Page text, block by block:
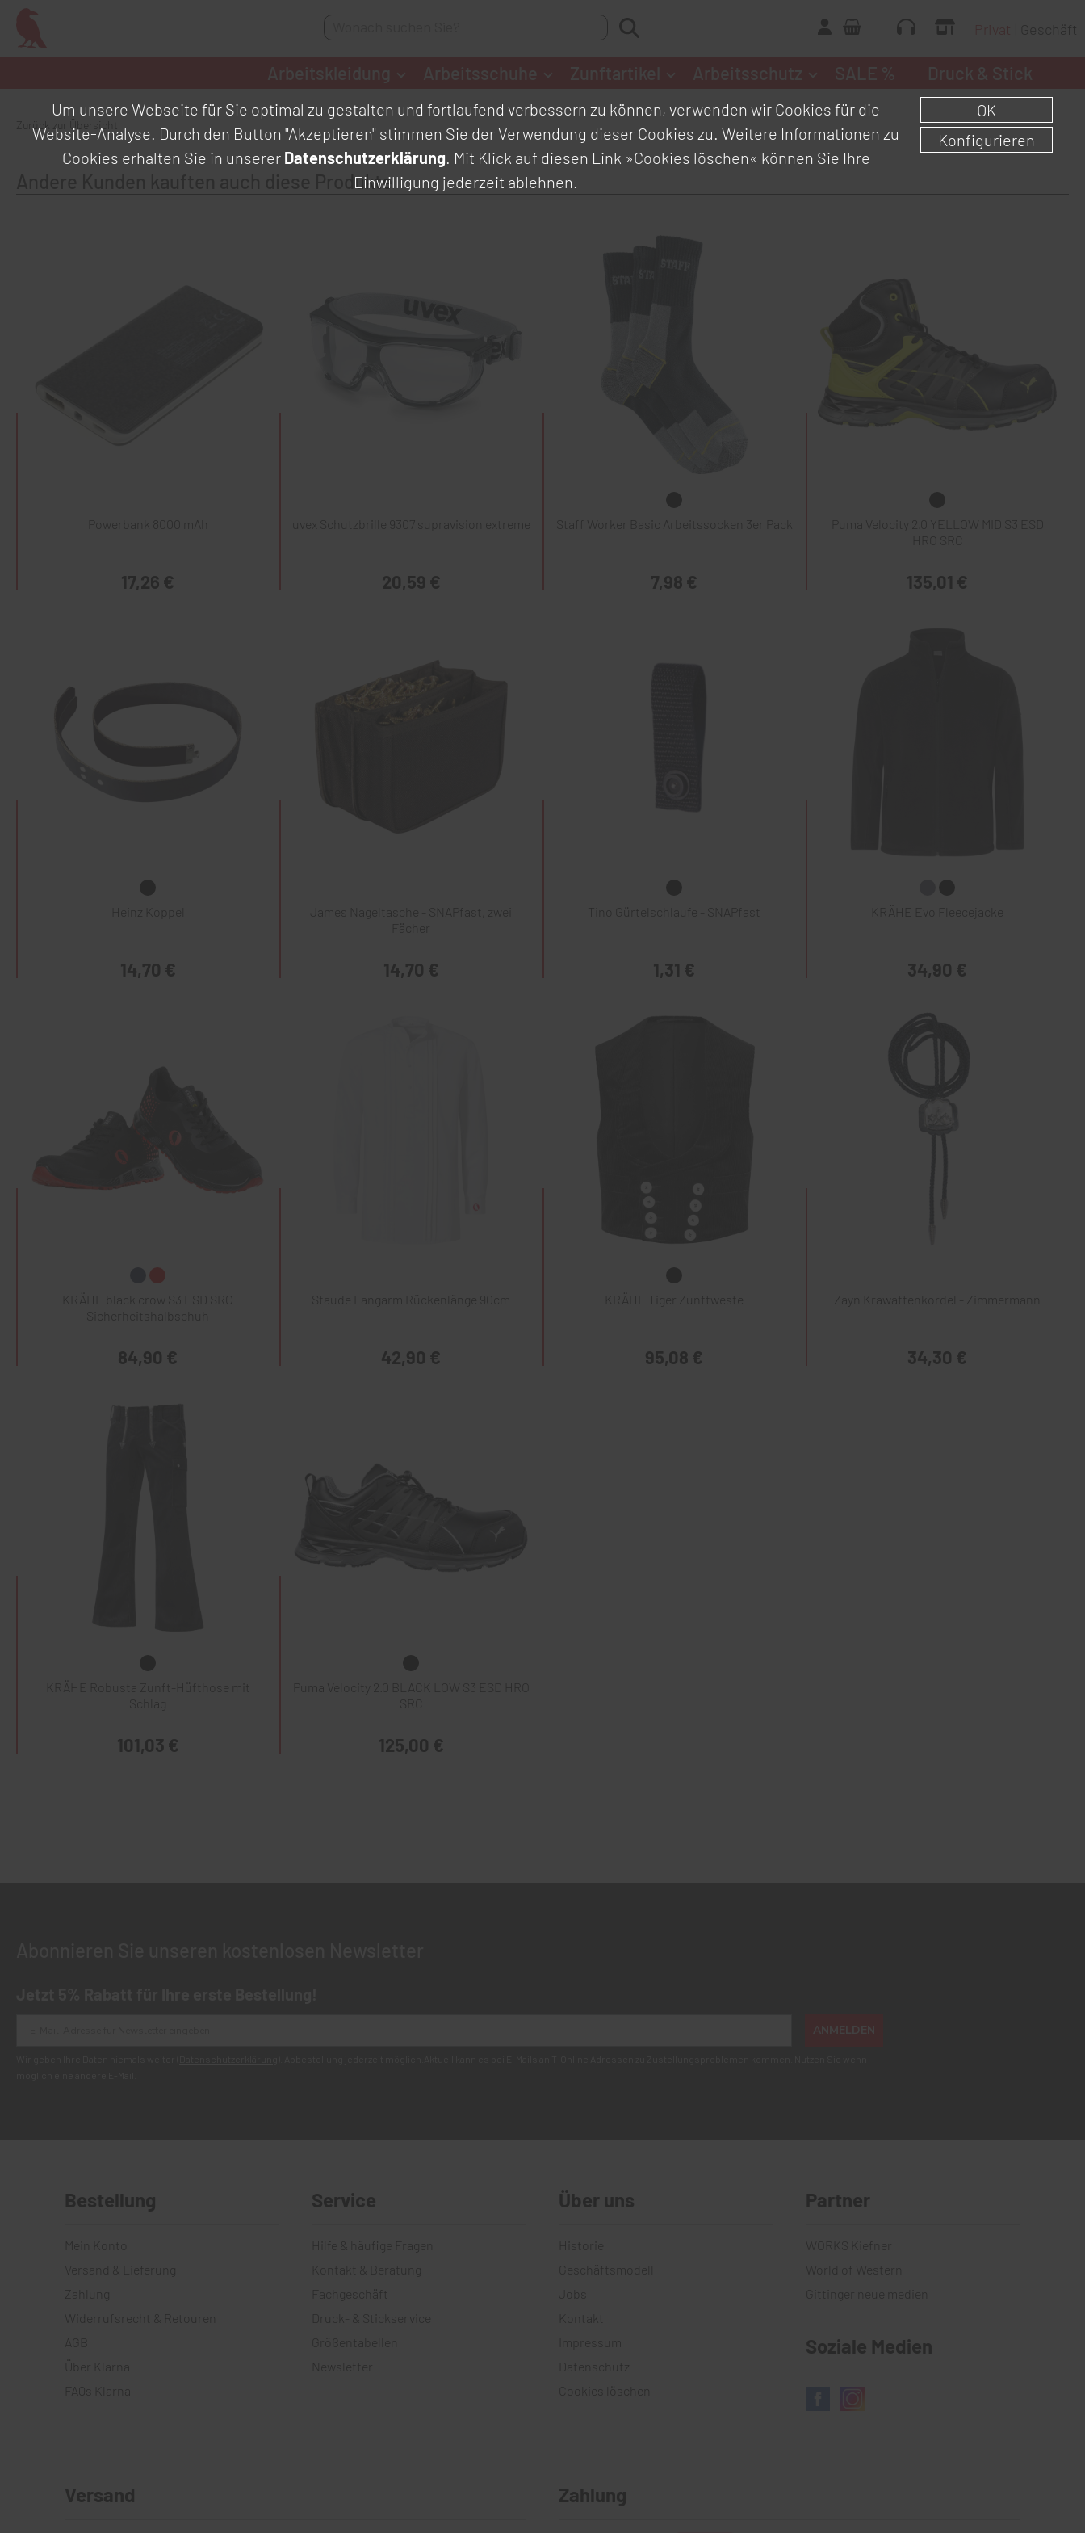
Geschäft
Andere Kunden kauften auch diese Produkte
Powerbank 8000 mAh
17,26 €
uvex Schutzbrille 9307 supravision extreme
20,59 €
Staff Worker Basic Arbeitssocken 3er Pack
7,98 €
Puma Velocity 2.0 YELLOW MID S3 ESD
135,01 €
14,70 €
James Nageltasche - SNAPfast, zwei
14,70 €
Tino Gürtelschlaufe - SNAPfast
1,31 €
KRÄHE Evo Fleecejacke
34,90 €
KRÄHE black crow S3 ESD SRC
Sicherheitshalbschuh
84,90 €
Staude Langarm Rückenlänge 90cm
42,90 €
KRÄHE Tiger Zunftweste
95,08 €
Zayn Krawattenkordel - Zimmermann
34,30 €
KRÄHE Robusta Zunft-Hüfthose mit
Schlag
101,03 €
Puma Velocity 2.0 BLACK LOW S3 ESD HRO
125,00 €
Um unsere Webseite für Sie optimal zu gestalten und fortlaufend verbessern zu können, verwenden wir Cookies für die
Website-Analyse. Durch den Button "Akzeptieren" stimmen Sie der Verwendung dieser Cookies zu. Weitere Informationen zu
Cookies erhalten Sie in unserer Datenschutzerklärung. Mit Klick auf diesen Link »Cookies löschen« können Sie Ihre
Einwilligung jederzeit ablehnen.
OK
Konfigurieren
Bestellung
Versand & Lieferung
Zahlung
Widerrufsrecht & Retouren
AGB
FAQs Klarna
Service
Hilfe & häufige Fragen
Kontakt & Beratung
Fachgeschäft
Druck- & Stickservice
Größentabellen
Newsletter
Über uns
Geschäftsmodell
Kontakt
Impressum
Datenschutz
Cookies löschen
Partner
World of Western
Gittinger neue medien
Soziale Medien
Versand Zahlung